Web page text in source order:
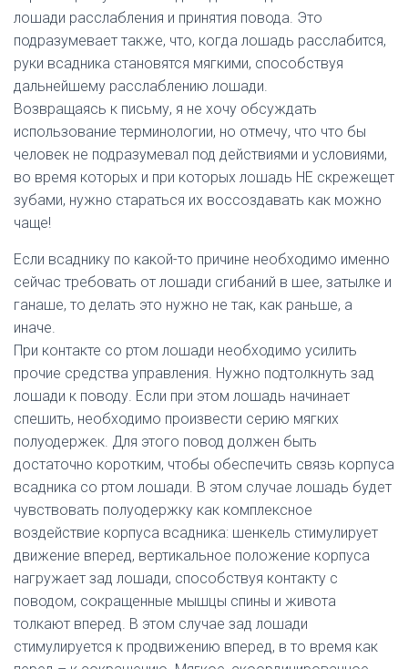
лошади расслабления и принятия повода. Это
подразумевает также, что, когда лошадь расслабится,
руки всадника становятся мягкими, способствуя
дальнейшему расслаблению лошади.
Возвращаясь к письму, я не хочу обсуждать
использование терминологии, но отмечу, что что бы
человек не подразумевал под действиями и условиями,
во время которых и при которых лошадь НЕ скрежещет
зубами, нужно стараться их воссоздавать как можно
чаще!
Если всаднику по какой-то причине необходимо именно
сейчас требовать от лошади сгибаний в шее, затылке и
ганаше, то делать это нужно не так, как раньше, а
иначе.
При контакте со ртом лошади необходимо усилить
прочие средства управления. Нужно подтолкнуть зад
лошади к поводу. Если при этом лошадь начинает
спешить, необходимо произвести серию мягких
полуодержек. Для этого повод должен быть
достаточно коротким, чтобы обеспечить связь корпуса
всадника со ртом лошади. В этом случае лошадь будет
чувствовать полуодержку как комплексное
воздействие корпуса всадника: шенкель стимулирует
движение вперед, вертикальное положение корпуса
нагружает зад лошади, способствуя контакту с
поводом, сокращенные мышцы спины и живота
толкают вперед. В этом случае зад лошади
стимулируется к продвижению вперед, в то время как